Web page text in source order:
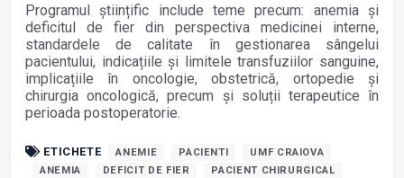
Programul științific include teme precum: anemia și
deficitul de fier din perspectiva medicinei interne,
standardele de calitate în gestionarea sângelui
pacientului, indicațiile și limitele transfuziilor sanguine,
implicațiile în oncologie, obstetrică, ortopedie și
chirurgia oncologică, precum și soluții terapeutice în
perioada postoperatorie.
ETICHETE ANEMIE PACIENTI
UMF CRAIOVA
ANEMIA
DEFICIT DE FIER PACIENT CHIRURGICAL